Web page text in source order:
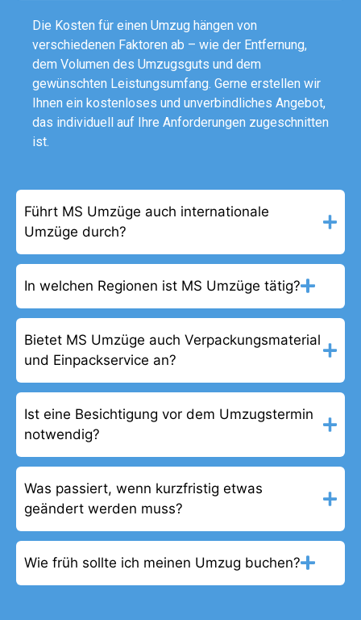
Die Kosten für einen Umzug hängen von
verschiedenen Faktoren ab – wie der Entfernung,
dem Volumen des Umzugsguts und dem
gewünschten Leistungsumfang. Gerne erstellen wir
Ihnen ein kostenloses und unverbindliches Angebot,
das individuell auf Ihre Anforderungen zugeschnitten
ist.
Führt MS Umzüge auch internationale
Umzüge durch?
In welchen Regionen ist MS Umzüge tätig?
Bietet MS Umzüge auch Verpackungsmaterial
und Einpackservice an?
Ist eine Besichtigung vor dem Umzugstermin
notwendig?
Was passiert, wenn kurzfristig etwas
geändert werden muss?
Wie früh sollte ich meinen Umzug buchen?